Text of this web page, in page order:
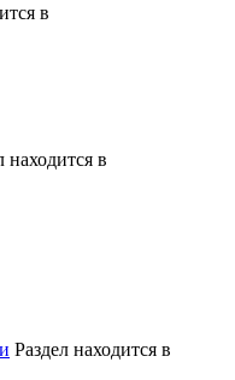
в
находится в
Раздел находится в